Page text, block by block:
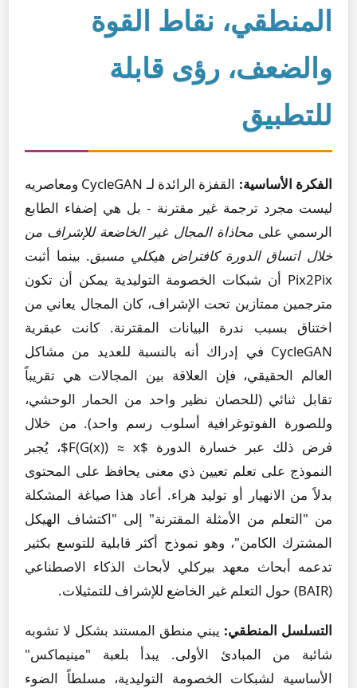
المنطقي، نقاط القوة
والضعف، رؤى قابلة
للتطبيق
الفكرة الأساسية:
القفزة الرائدة لـ CycleGAN ومعاصريه
ليست مجرد ترجمة غير مقترنة - بل هي إضفاء الطابع
الرسمي علىمحاذاة المجال غير الخاضعة للإشراف من
خلال اتساق الدورة كافتراض هيكلي مسبق. بينما أثبت
Pix2Pix أن شبكات الخصومة التوليدية يمكن أن تكون
مترجمين ممتازين تحت الإشراف، كان المجال يعاني من
اختناق بسبب ندرة البيانات المقترنة. كانت عبقرية
CycleGAN في إدراك أنه بالنسبة للعديد من مشاكل
العالم الحقيقي، فإن العلاقة بين المجالات هي تقريباً
تقابل ثنائي (للحصان نظير واحد من الحمار الوحشي،
وللصورة الفوتوغرافية أسلوب رسم واحد). من خلال
فرض ذلك عبر خسارة الدورة $F(G(x)) ≈ x$، يُجبر
النموذج على تعلم تعيين ذي معنى يحافظ على المحتوى
بدلاً من الانهيار أو توليد هراء. أعاد هذا صياغة المشكلة
من "التعلم من الأمثلة المقترنة" إلى "اكتشاف الهيكل
المشترك الكامن"، وهو نموذج أكثر قابلية للتوسع بكثير
تدعمه أبحاث معهد بيركلي لأبحاث الذكاء الاصطناعي
(BAIR) حول التعلم غير الخاضع للإشراف للتمثيلات.
التسلسل المنطقي: يبني منطق المستند بشكل لا تشوبه
شائبة من المبادئ الأولى. يبدأ بلعبة "مينيماكس"
الأساسية لشبكات الخصومة التوليدية، مسلطاً الضوء